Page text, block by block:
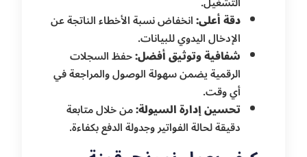
دقة أعلى:انخفاض نسبة الأخطاء الناتجة عن
الإدخال اليدوي للبيانات.
شفافية وتوثيق أفضل:حفظ السجلات
الرقمية يضمن سهولة الوصول والمراجعة في
أي وقت.
تحسين إدارة السيولة:من خلال متابعة
دقيقة لحالة الفواتير وجدولة الدفع بكفاءة.